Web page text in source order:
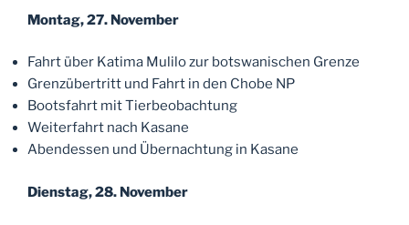
Montag, 27. November
Fahrt über Katima Mulilo zur botswanischen Grenze
Grenzübertritt und Fahrt in den Chobe NP
Bootsfahrt mit Tierbeobachtung
Weiterfahrt nach Kasane
Abendessen und Übernachtung in Kasane
Dienstag, 28. November